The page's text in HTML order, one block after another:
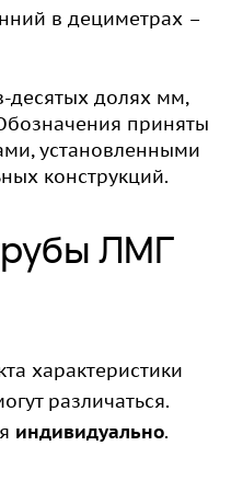
в дециметрах –
десятых долях мм,
приняты
установленными
конструкций.
ЛМГ
характеристики
различаться.
индивидуально.